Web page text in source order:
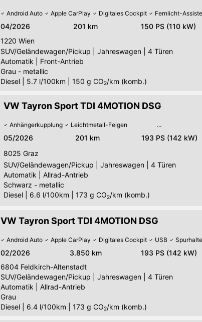
Android Auto Apple CarPlay Digitales Cockpit Fernlicht-
04/2026 201 km 150 PS (110 kW)
1220 Wien
SUV/Geländewagen/Pickup
Jahreswagen
4 Türen
Automatik
Front-Antrieb
Grau - metallic
Diesel
5.7 l/100km 150 g CO2/km (komb.)
VW Tayron Sport TDI 4MOTION DSG
Anhängerkupplung Leichtmetall-Felgen
05/2026 201 km 193 PS (142 kW)
8025 Graz
SUV/Geländewagen/Pickup
Jahreswagen
4 Türen
Automatik
Allrad-Antrieb
Schwarz - metallic
Diesel
6.6 l/100km 173 g CO2/km (komb.)
VW Tayron Sport TDI 4MOTION DSG
Android Auto Apple CarPlay Digitales Cockpit USB
02/2026 3.850 km 193 PS (142 kW)
6804 Feldkirch-Altenstadt
SUV/Geländewagen/Pickup
Jahreswagen
4 Türen
Automatik
Allrad-Antrieb
Grau
Diesel
6.4 l/100km 173 g CO2/km (komb.)